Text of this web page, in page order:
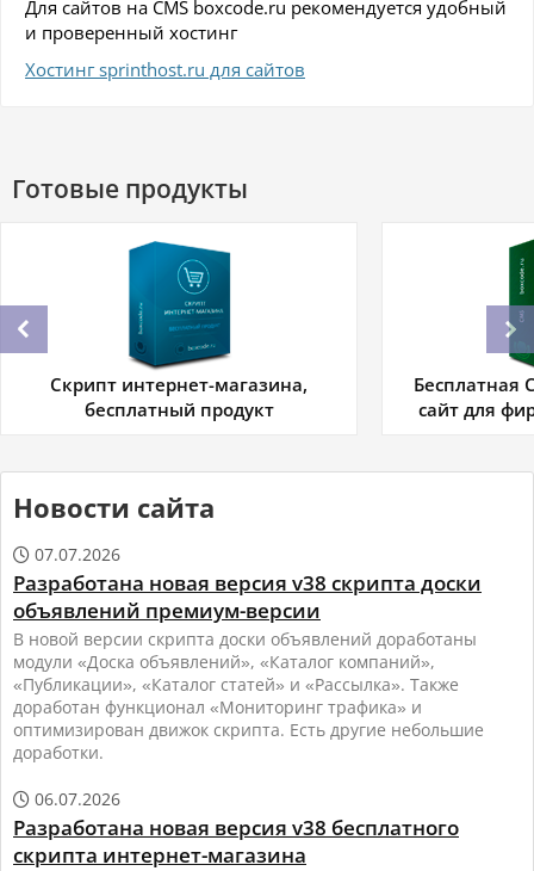
Для сайтов на CMS boxcode.ru рекомендуется удобный
и проверенный хостинг
Хостинг sprinthost.ru для сайтов
Готовые продукты
Скрипт интернет-магазина,
бесплатный продукт
Бесплатная
сайт для
Новости сайта
 07.07.2026
Разработана новая версия v38 скрипта доски
объявлений премиум-версии
В новой версии скрипта доски объявлений доработаны
модули «Доска объявлений», «Каталог компаний»,
«Публикации», «Каталог статей» и «Рассылка». Также
доработан функционал «Мониторинг трафика» и
оптимизирован движок скрипта. Есть другие небольшие
доработки.
 06.07.2026
Разработана новая версия v38 бесплатного
скрипта интернет-магазина